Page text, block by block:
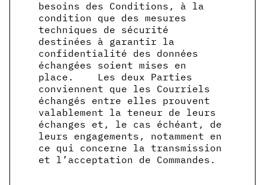
besoins des Conditions, à la
condition que des mesures
techniques de sécurité
destinées à garantir la
confidentialité des données
échangées soient mises en
place. Les deux Parties
conviennent que les Courriels
échangés entre elles prouvent
valablement la teneur de leurs
échanges et, le cas échéant, de
leurs engagements, notamment en
ce qui concerne la transmission
et l’acceptation de Commandes.